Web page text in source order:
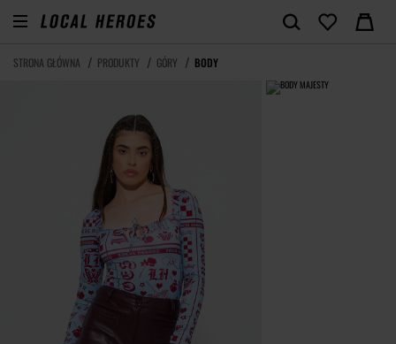
STRONA GŁÓWNA PRODUKTY GÓRY BODY